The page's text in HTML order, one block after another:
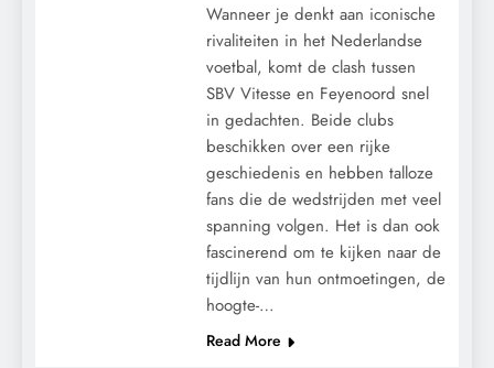
Wanneer je denkt aan iconische
rivaliteiten in het Nederlandse
voetbal, komt de clash tussen
SBV Vitesse en Feyenoord snel
in gedachten. Beide clubs
beschikken over een rijke
geschiedenis en hebben talloze
fans die de wedstrijden met veel
spanning volgen. Het is dan ook
fascinerend om te kijken naar de
tijdlijn van hun ontmoetingen, de
hoogte-…
Read More